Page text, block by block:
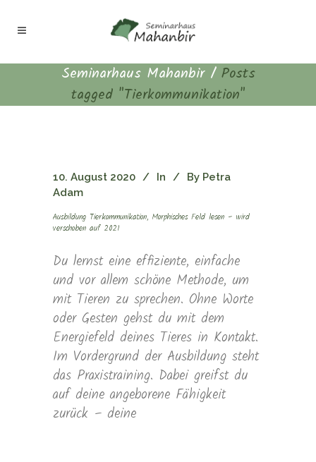
Seminarhaus Mahanbir/ Posts
tagged "Tierkommunikation"
10. August 2020 In By Petra
Adam
Ausbildung Tierkommunikation, Morphisches Feld lesen – wird
verschoben auf 2021
Du lernst eine effiziente, einfache
und vor allem schöne Methode, um
mit Tieren zu sprechen. Ohne Worte
oder Gesten gehst du mit dem
Energiefeld deines Tieres in Kontakt.
Im Vordergrund der Ausbildung steht
das Praxistraining. Dabei greifst du
auf deine angeborene Fähigkeit
zurück – deine